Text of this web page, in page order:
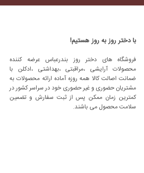
(ضروری)
با دختر روز به روز هستیم!
فروشگاه های دختر روز بندرعباس عرضه کننده
محصولات آرایشی ،مراقبتی ،بهداشتی ،ادکلن با
ضمانت اصالت کالا همه روزه آماده ارائه محصولات به
مشتریان حضوری و غیر حضوری خود در سراسر کشور در
کمترین زمان ممکن پس از ثبت سفارش و تضمین
سلامت محصول می باشند.